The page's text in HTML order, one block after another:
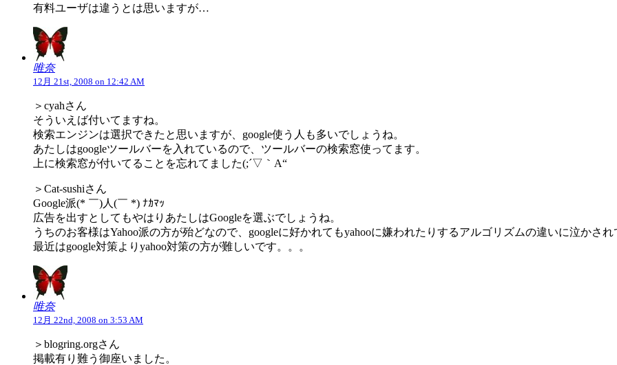
有料ユーザは違うとは思いますが…
唯奈
12月 21st, 2008 on 12:42 AM
＞cyahさん
そういえば付いてますね。
検索エンジンは選択できたと思いますが、google使う人も多いでしょうね。
あたしはgoogleツールバーを入れているので、ツールバーの検索窓使ってます。
上に検索窓が付いてることを忘れてました(;´▽｀A“
＞Cat-sushiさん
Google派(* ￣)人(￣ *) ﾅｶﾏｯ
広告を出すとしてもやはりあたしはGoogleを選ぶでしょうね。
うちのお客様はYahoo派の方が殆どなので、googleに好かれてもyahooに嫌われたりするアルゴリズムの違いに泣かされ
最近はgoogle対策よりyahoo対策の方が難しいです。。。
唯奈
12月 22nd, 2008 on 3:53 AM
＞blogring.orgさん
掲載有り難う御座いました。